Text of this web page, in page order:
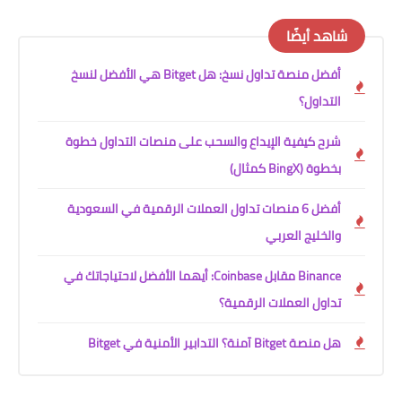
شاهد أيضًا
أفضل منصة تداول نسخ: هل Bitget هي الأفضل لنسخ
التداول؟
شرح كيفية الإيداع والسحب على منصات التداول خطوة
بخطوة (BingX كمثال)
أفضل 6 منصات تداول العملات الرقمية في السعودية
والخليج العربي
Binance مقابل Coinbase: أيهما الأفضل لاحتياجاتك في
تداول العملات الرقمية؟
هل منصة Bitget آمنة؟ التدابير الأمنية في Bitget